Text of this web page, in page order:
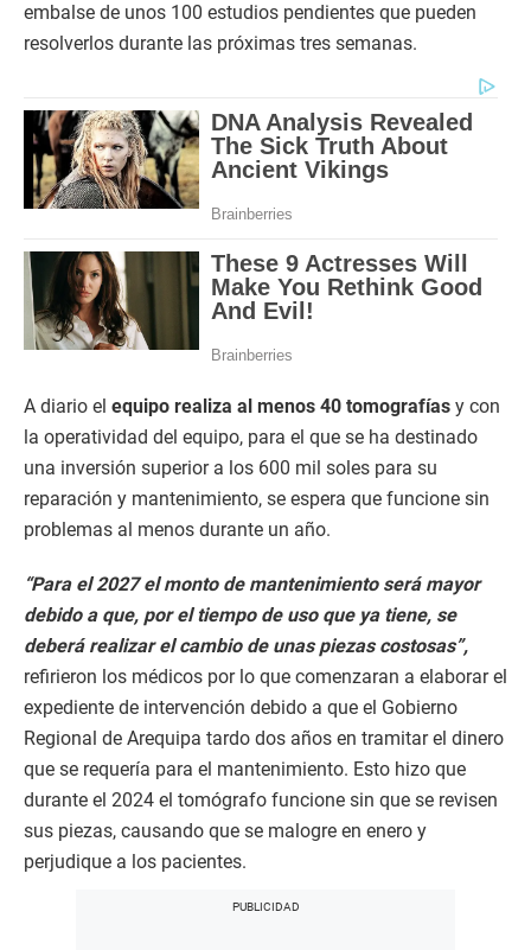
embalse de unos 100 estudios pendientes que pueden
resolverlos durante las próximas tres semanas.
A diario el equipo realiza al menos 40 tomografías y con
la operatividad del equipo, para el que se ha destinado
una inversión superior a los 600 mil soles para su
reparación y mantenimiento, se espera que funcione sin
problemas al menos durante un año.
“Para el 2027 el monto de mantenimiento será mayor
debido a que, por el tiempo de uso que ya tiene, se
deberá realizar el cambio de unas piezas costosas”,
refirieron los médicos por lo que comenzaran a elaborar el
expediente de intervención debido a que el Gobierno
Regional de Arequipa tardo dos años en tramitar el dinero
que se requería para el mantenimiento. Esto hizo que
durante el 2024 el tomógrafo funcione sin que se revisen
sus piezas, causando que se malogre en enero y
perjudique a los pacientes.